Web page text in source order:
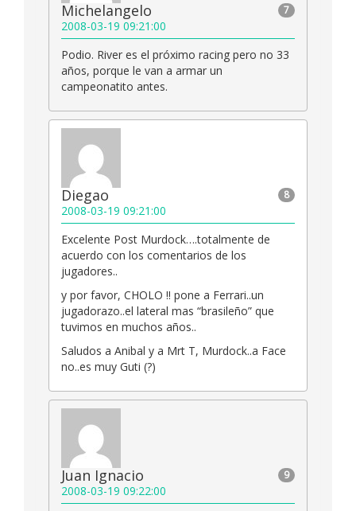
7
Michelangelo
2008-03-19 09:21:00
Podio. River es el próximo racing pero no 33
años, porque le van a armar un
campeonatito antes.
8
Diegao
2008-03-19 09:21:00
Excelente Post Murdock….totalmente de
acuerdo con los comentarios de los
jugadores..
y por favor, CHOLO !! pone a Ferrari..un
jugadorazo..el lateral mas “brasileño” que
tuvimos en muchos años..
Saludos a Anibal y a Mrt T, Murdock..a Face
no..es muy Guti (?)
9
Juan Ignacio
2008-03-19 09:22:00